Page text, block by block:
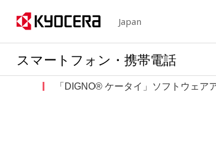
Japan
スマートフォン・携帯電話
「DIGNO® ケータイ」ソフトウェア